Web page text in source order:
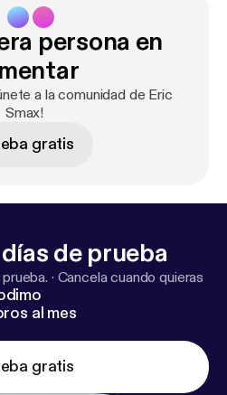
persona en
a la comunidad de Eric
Smax!
gratis
de prueba
· Cancela cuando quieras
al mes
gratis